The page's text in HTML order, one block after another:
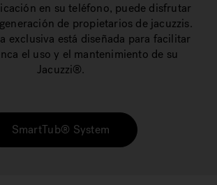
en su teléfono, puede disfrutar
de propietarios de jacuzzis.
exclusiva está diseñada para facilitar
el uso y el mantenimiento de su
Jacuzzi®.
SmartTub® System